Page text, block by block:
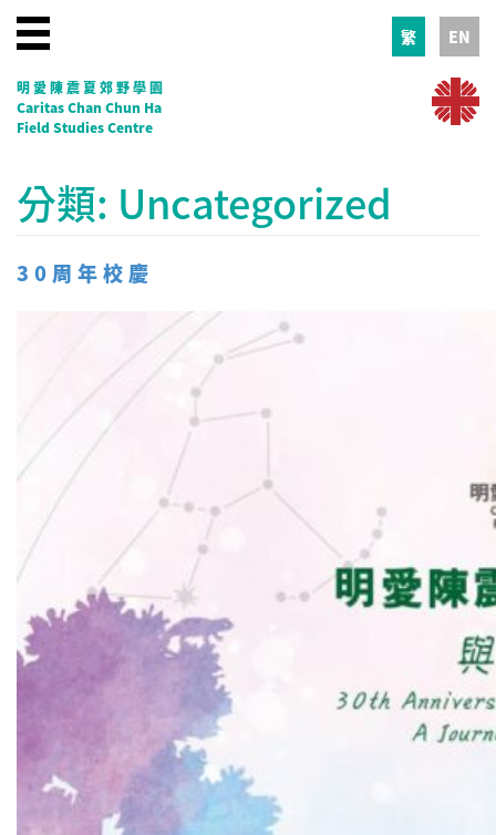
繁 EN
明愛陳震夏郊野學園
Caritas Chan Chun Ha
Field Studies Centre
分類: Uncategorized
30周年校慶